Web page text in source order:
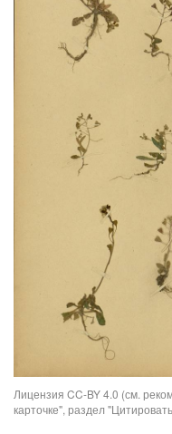
Лицензия CC-BY 4.0 (см.
карточке", раздел